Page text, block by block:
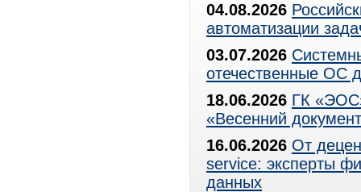
04.08.2026
автоматизации
03.07.2026
отечественные ОС
18.06.2026 ГК
«Весенний
16.06.2026 От
service: эксперты
данных